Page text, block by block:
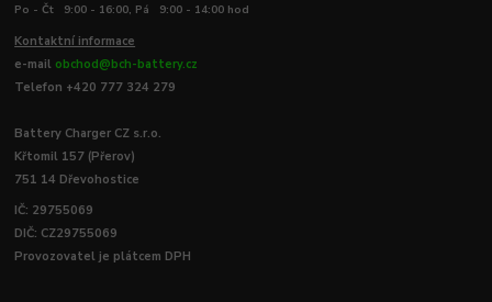
Po - Čt 9:00 - 16:00, Pá 9:00 - 14:00 hod
Kontaktní informace
e-mail obchod@bch-battery.cz
Telefon +420 777 324 279
Battery Charger CZ s.r.o.
Křtomil 157 (Přerov)
751 14 Dřevohostice
IČ: 29755069
DIČ: CZ29755069
Provozovatel je plátcem DPH